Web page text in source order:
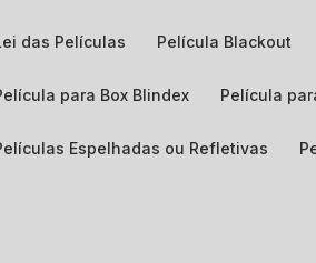
Lei das Películas Película Blackout
Película para Box Blindex Película
Películas Espelhadas ou Refletivas